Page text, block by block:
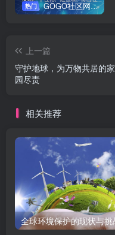
热门 GOGO社区网站搭建(自助服务)
上一篇
守护地球，为万物共居的家
园尽责
相关推荐